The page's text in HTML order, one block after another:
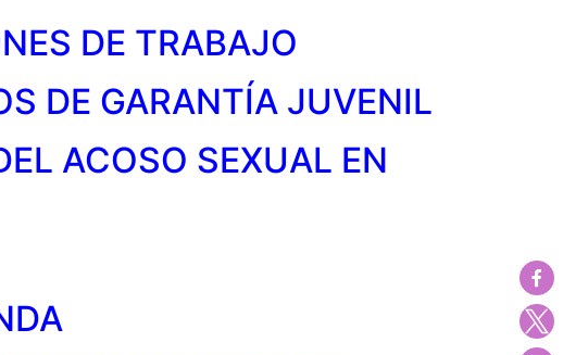
DE TRABAJO
DE GARANTÍA JUVENIL
ACOSO SEXUAL EN